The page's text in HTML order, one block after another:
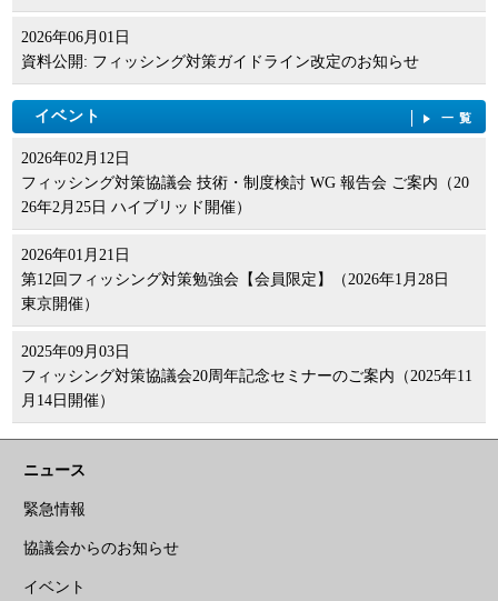
2026年06月01日
資料公開: フィッシング対策ガイドライン改定のお知らせ
イベント 一覧
2026年02月12日
フィッシング対策協議会 技術・制度検討 WG 報告会 ご案内（20
26年2月25日 ハイブリッド開催）
2026年01月21日
第12回フィッシング対策勉強会【会員限定】（2026年1月28日
東京開催）
2025年09月03日
フィッシング対策協議会20周年記念セミナーのご案内（2025年11
月14日開催）
ニュース
緊急情報
協議会からのお知らせ
イベント